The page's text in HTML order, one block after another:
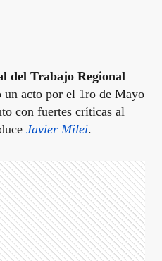
del Trabajo Regional
un acto por el 1ro de Mayo
con fuertes críticas al
Javier Milei.